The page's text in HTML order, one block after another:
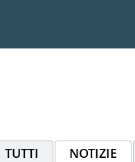
TUTTI NOTIZIE